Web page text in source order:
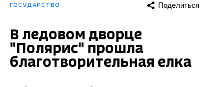
ГОСУДАРСТВО Поделиться
В ледовом дворце
"Полярис" прошла
благотворительная елка